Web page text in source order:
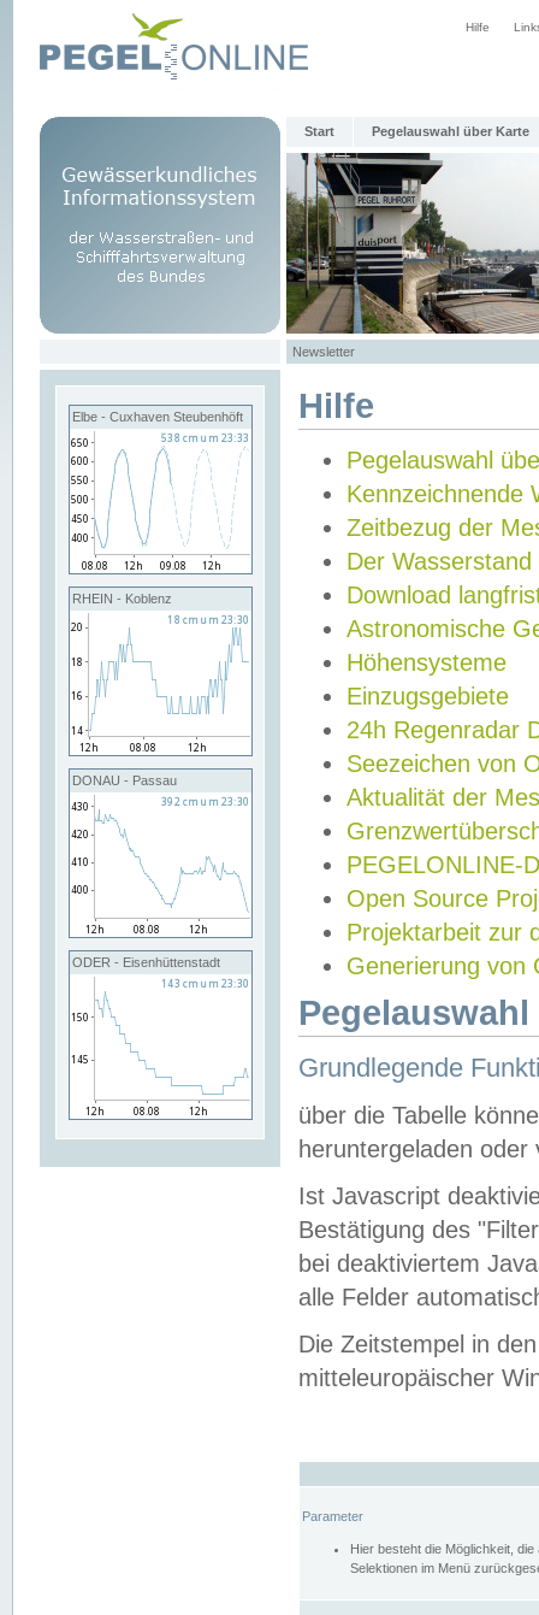
Hilfe
Start Pegelauswahl über Karte
Newsletter
Elbe - Cuxhaven Steubenhöft
RHEIN - Koblenz
DONAU - Passau
ODER - Eisenhüttenstadt
Hilfe
Pegelauswahl
Kennzeichnende
Zeitbezug der
Der Wasserstand
Download
Astronomische
Höhensysteme
Einzugsgebiete
24h Regenradar
Seezeichen von
Aktualität der
PEGELONLINE-
Open Source
Projektarbeit zur
Generierung von
Grundlegende
über die Tabelle
heruntergeladen oder
Ist Javascript
Bestätigung des
bei deaktiviertem
alle Felder
Die Zeitstempel in
mitteleuropäischer
Parameter
Hier besteht die Möglichkeit,
Selektionen im Menü